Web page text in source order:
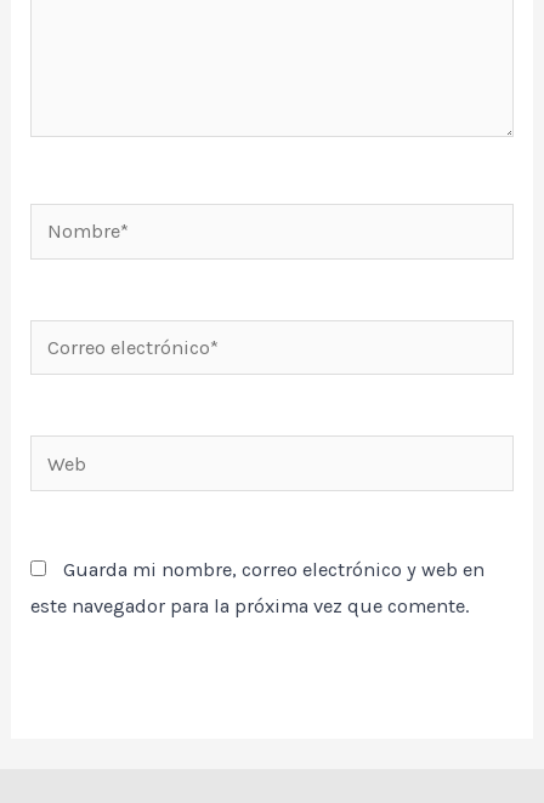
Nombre*
electrónico*
Guarda mi nombre, correo electrónico y web en
este navegador para la próxima vez que comente.